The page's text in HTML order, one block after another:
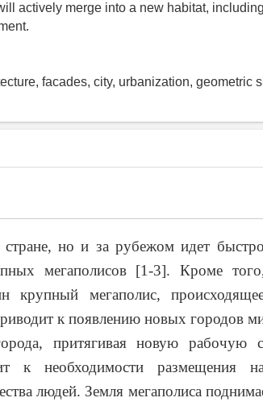
actively merge into a new habitat,
facades, city, urbanization, geometric
но и за рубежом идет
мегаполисов [1-3]. Кроме
крупный мегаполис,
к появлению новых городов
притягивая новую рабочую
к необходимости размещения
людей. Земля мегаполиса